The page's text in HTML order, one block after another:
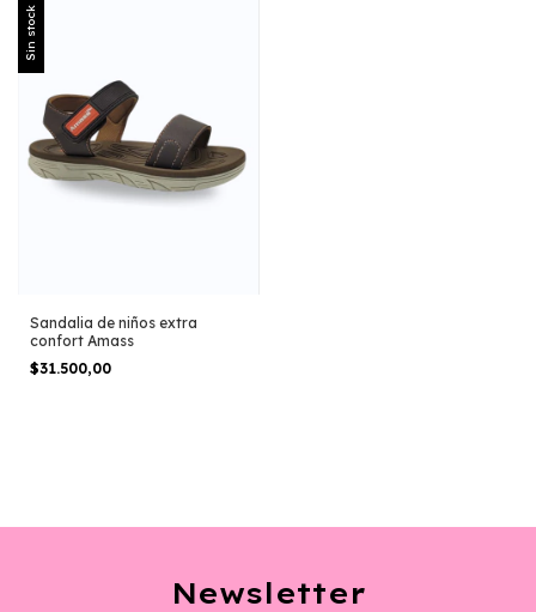
Sin stock
Sandalia de niños extra
confort Amass
$31.500,00
Newsletter